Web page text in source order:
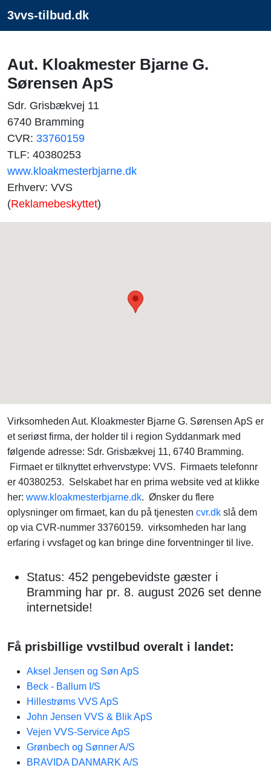
3vvs-tilbud.dk
Aut. Kloakmester Bjarne G.
Sørensen ApS
Sdr. Grisbækvej 11
6740 Bramming
CVR: 33760159
TLF: 40380253
www.kloakmesterbjarne.dk
Erhverv: VVS
(Reklamebeskyttet)
Virksomheden Aut. Kloakmester Bjarne G. Sørensen ApS er
et seriøst firma, der holder til i region Syddanmark med
følgende adresse: Sdr. Grisbækvej 11, 6740 Bramming.
Firmaet er tilknyttet erhvervstype: VVS. Firmaets telefonnr
er 40380253. Selskabet har en prima website ved at klikke
her: www.kloakmesterbjarne.dk. Ønsker du flere
oplysninger om firmaet, kan du på tjenesten cvr.dk slå dem
op via CVR-nummer 33760159. virksomheden har lang
erfaring i vvsfaget og kan bringe dine forventninger til live.
Status: 452 pengebevidste gæster i
Bramming har pr. 8. august 2026 set denne
internetside!
Få prisbillige vvstilbud overalt i landet:
Aksel Jensen og Søn ApS
Beck - Ballum I/S
Hillestrøms VVS ApS
John Jensen VVS & Blik ApS
Vejen VVS-Service ApS
Grønbech og Sønner A/S
BRAVIDA DANMARK A/S